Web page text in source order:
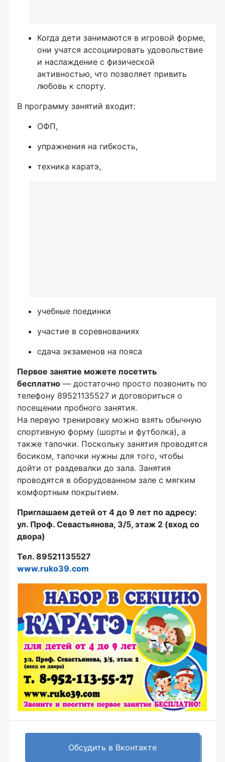
Когда дети занимаются в игровой форме,
они учатся ассоциировать удовольствие
и наслаждение с физической
активностью, что позволяет привить
любовь к спорту.
В программу занятий входит:
ОФП,
упражнения на гибкость,
техника каратэ,
учебные поединки
участие в соревнованиях
сдача экзаменов на пояса
Первое занятие можете посетить
бесплатно — достаточно просто позвонить по
телефону 89521135527 и договориться о
посещении пробного занятия.
На первую тренировку можно взять обычную
спортивную форму (шорты и футболка), а
также тапочки. Поскольку занятия проводятся
босиком, тапочки нужны для того, чтобы
дойти от раздевалки до зала. Занятия
проводятся в оборудованном зале с мягким
комфортным покрытием.
Приглашаем детей от 4 до 9 лет по адресу:
ул. Проф. Севастьянова, 3/5, этаж 2 (вход со
двора)
Тел. 89521135527
www.ruko39.com
Обсудить в Вконтакте